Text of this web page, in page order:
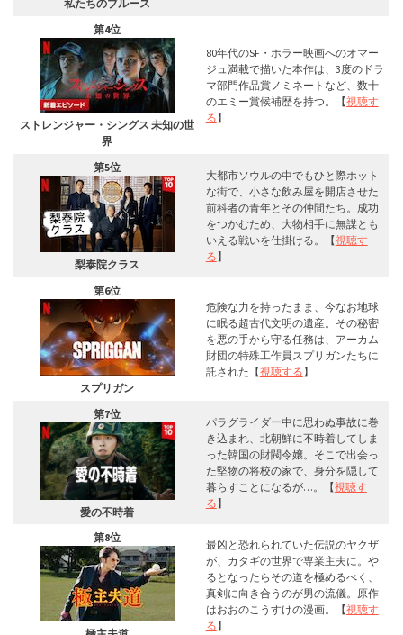
私たちのブルース
第4位
ストレンジャー・シングス 未知の世
界
80年代のSF・ホラー映画へのオマー
ジュ満載で描いた本作は、3度のドラ
マ部門作品賞ノミネートなど、数十
のエミー賞候補歴を持つ。【視聴す
る】
第5位
梨泰院クラス
大都市ソウルの中でもひと際ホット
な街で、小さな飲み屋を開店させた
前科者の青年とその仲間たち。成功
をつかむため、大物相手に無謀とも
いえる戦いを仕掛ける。【視聴す
る】
第6位
スプリガン
危険な力を持ったまま、今なお地球
に眠る超古代文明の遺産。その秘密
を悪の手から守る任務は、アーカム
財団の特殊工作員スプリガンたちに
託された【視聴する】
第7位
愛の不時着
パラグライダー中に思わぬ事故に巻
き込まれ、北朝鮮に不時着してしま
った韓国の財閥令嬢。そこで出会っ
た堅物の将校の家で、身分を隠して
暮らすことになるが…。【視聴す
る】
第8位
最凶と恐れられていた伝説のヤクザ
が、カタギの世界で専業主夫に。や
るとなったらその道を極めるべく、
真剣に向き合うのが男の流儀。原作
はおおのこうすけの漫画。【視聴す
る】